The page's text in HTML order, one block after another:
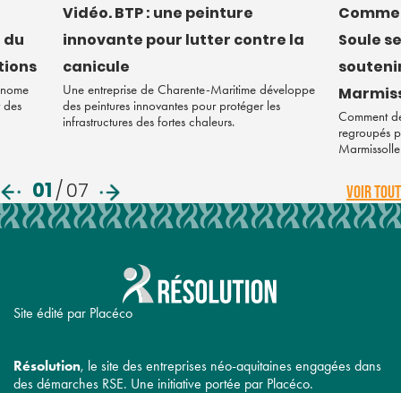
des
Vidéo. BTP : une peinture
innovante pour lutter contre la
canicule
Une entreprise de Charente-Maritime développe
des peintures innovantes pour protéger les
infrastructures des fortes chaleurs.
Soule
Comment
regroupés
Marmissolle
01/07 VOIR TOUT
Site édité par Placéco
Résolution, le site des entreprises néo-aquitaines engagées dans
des démarches RSE. Une initiative portée par Placéco.